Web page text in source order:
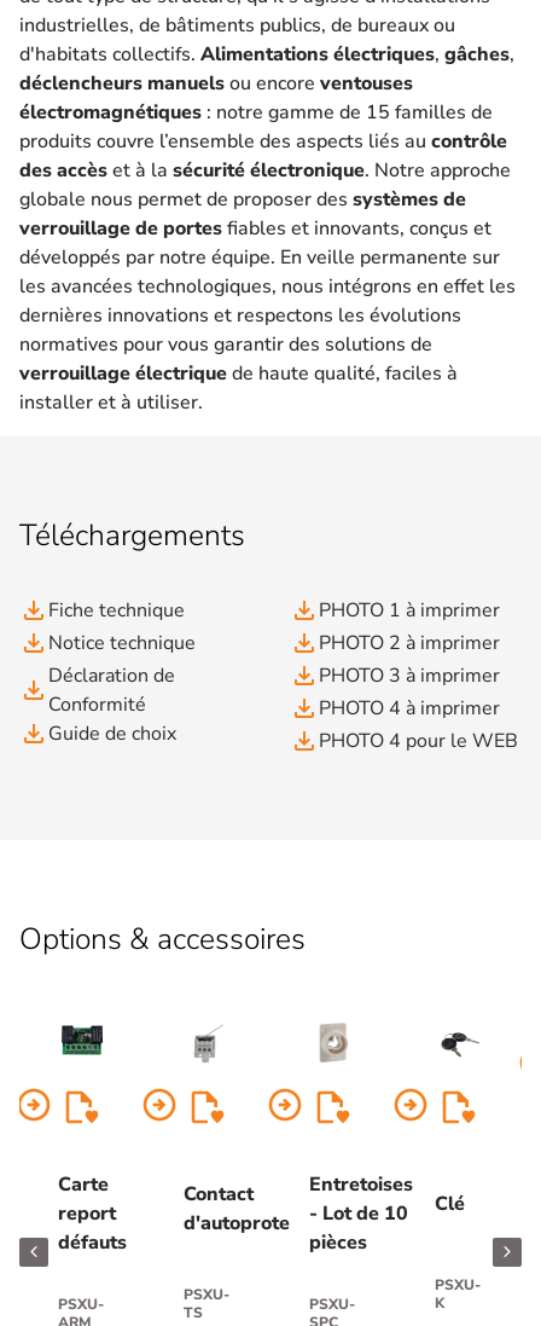
industrielles, de bâtiments publics, de bureaux ou
d'habitats collectifs. Alimentations électriques, gâches,
déclencheurs manuelsou encore ventouses
électromagnétiques : notre gamme de 15 familles de
produits couvre l’ensemble des aspects liés au contrôle
des accèset à la sécurité électronique. Notre approche
globale nous permet de proposer des systèmes de
verrouillage de portesfiables et innovants, conçus et
développés par notre équipe. En veille permanente sur
les avancées technologiques, nous intégrons en effet les
dernières innovations et respectons les évolutions
normatives pour vous garantir des solutions de
verrouillage électriquede haute qualité, faciles à
installer et à utiliser.
Téléchargements
file_download Fiche technique
file_download Notice technique
file_download Déclaration de
Conformité
file_download Guide de choix
file_download PHOTO 1 à imprimer
file_download PHOTO 2 à imprimer
file_download PHOTO 3 à imprimer
file_download PHOTO 4 à imprimer
file_download PHOTO 4 pour le WEB
Options & accessoires
arrow_circle_right
Carte
report
défauts
PSXU-
ARM
arrow_circle_right
Contact
d'autoprotection
PSXU-
TS
arrow_circle_right
Entretoises
- Lot de 10
pièces
PSXU-
SPC
arrow_circle_right
Clé
PSXU-
K